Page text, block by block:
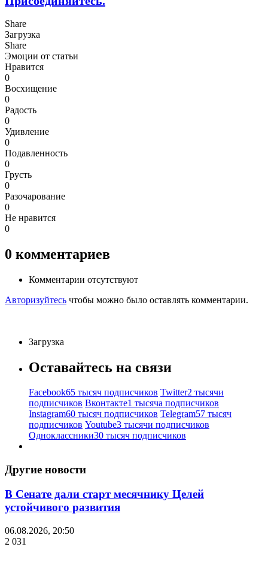
Share
Загрузка
Share
Эмоции от статьи
Нравится
0
Восхищение
0
Радость
0
Удивление
0
Подавленность
0
Грусть
0
Разочарование
0
Не нравится
0
0 комментариев
Комментарии отсутствуют
Авторизуйтесь чтобы можно было оставлять комментарии.
Загрузка
Оставайтесь на связи
Facebook65 тысяч подписчиков Twitter2 тысячи
подписчиков Вконтакте1 тысяча подписчиков
Instagram60 тысяч подписчиков Telegram57 тысяч
подписчиков Youtube3 тысячи подписчиков
Одноклассники30 тысяч подписчиков
Другие новости
В Сенате дали старт месячнику Целей
устойчивого развития
06.08.2026, 20:50
2 031